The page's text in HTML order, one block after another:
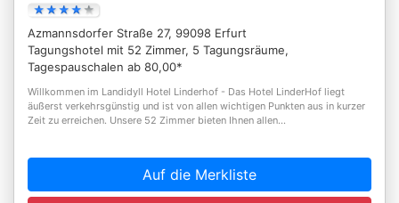
Azmannsdorfer Straße 27, 99098 Erfurt
Tagungshotel mit 52 Zimmer, 5 Tagungsräume,
Tagespauschalen ab 80,00*
Willkommen im Landidyll Hotel Linderhof - Das Hotel LinderHof liegt
äußerst verkehrsgünstig und ist von allen wichtigen Punkten aus in kurzer
Zeit zu erreichen. Unsere 52 Zimmer bieten Ihnen allen...
Auf die Merkliste